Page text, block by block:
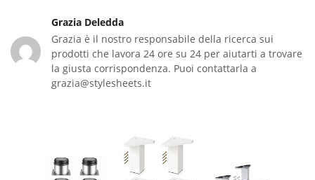
Grazia Deledda
Grazia è il nostro responsabile della ricerca sui
prodotti che lavora 24 ore su 24 per aiutarti a trovare
la giusta corrispondenza. Puoi contattarla a
grazia@stylesheets.it